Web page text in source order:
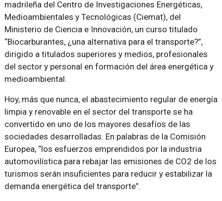
madrileña del Centro de Investigaciones Energéticas,
Medioambientales y Tecnológicas (Ciemat), del
Ministerio de Ciencia e Innovación, un curso titulado
“Biocarburantes, ¿una alternativa para el transporte?”,
dirigido a titulados superiores y medios, profesionales
del sector y personal en formación del área energética y
medioambiental.
Hoy, más que nunca, el abastecimiento regular de energía
limpia y renovable en el sector del transporte se ha
convertido en uno de los mayores desafíos de las
sociedades desarrolladas. En palabras de la Comisión
Europea, “los esfuerzos emprendidos por la industria
automovilística para rebajar las emisiones de CO2 de los
turismos serán insuficientes para reducir y estabilizar la
demanda energética del transporte”.